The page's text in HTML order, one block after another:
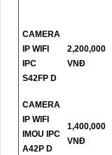
CAMERA
IP WIFI
IPC
S42FP D
2,200,000
VNĐ
CAMERA
IP WIFI
IMOU IPC
A42P D
1,400,000
VNĐ